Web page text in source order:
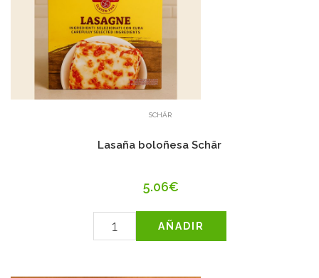
SCHÄR
Lasaña boloñesa Schär
5.06€
AÑADIR